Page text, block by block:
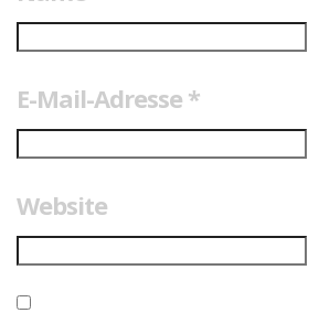
E-Mail-Adresse *
Website